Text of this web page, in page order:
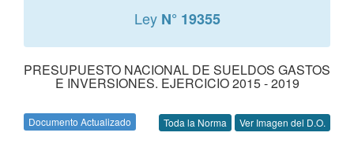
Ley N° 19355
PRESUPUESTO NACIONAL DE SUELDOS GASTOS
E INVERSIONES. EJERCICIO 2015 - 2019
Documento Actualizado Toda la Norma Ver Imagen del D.O.